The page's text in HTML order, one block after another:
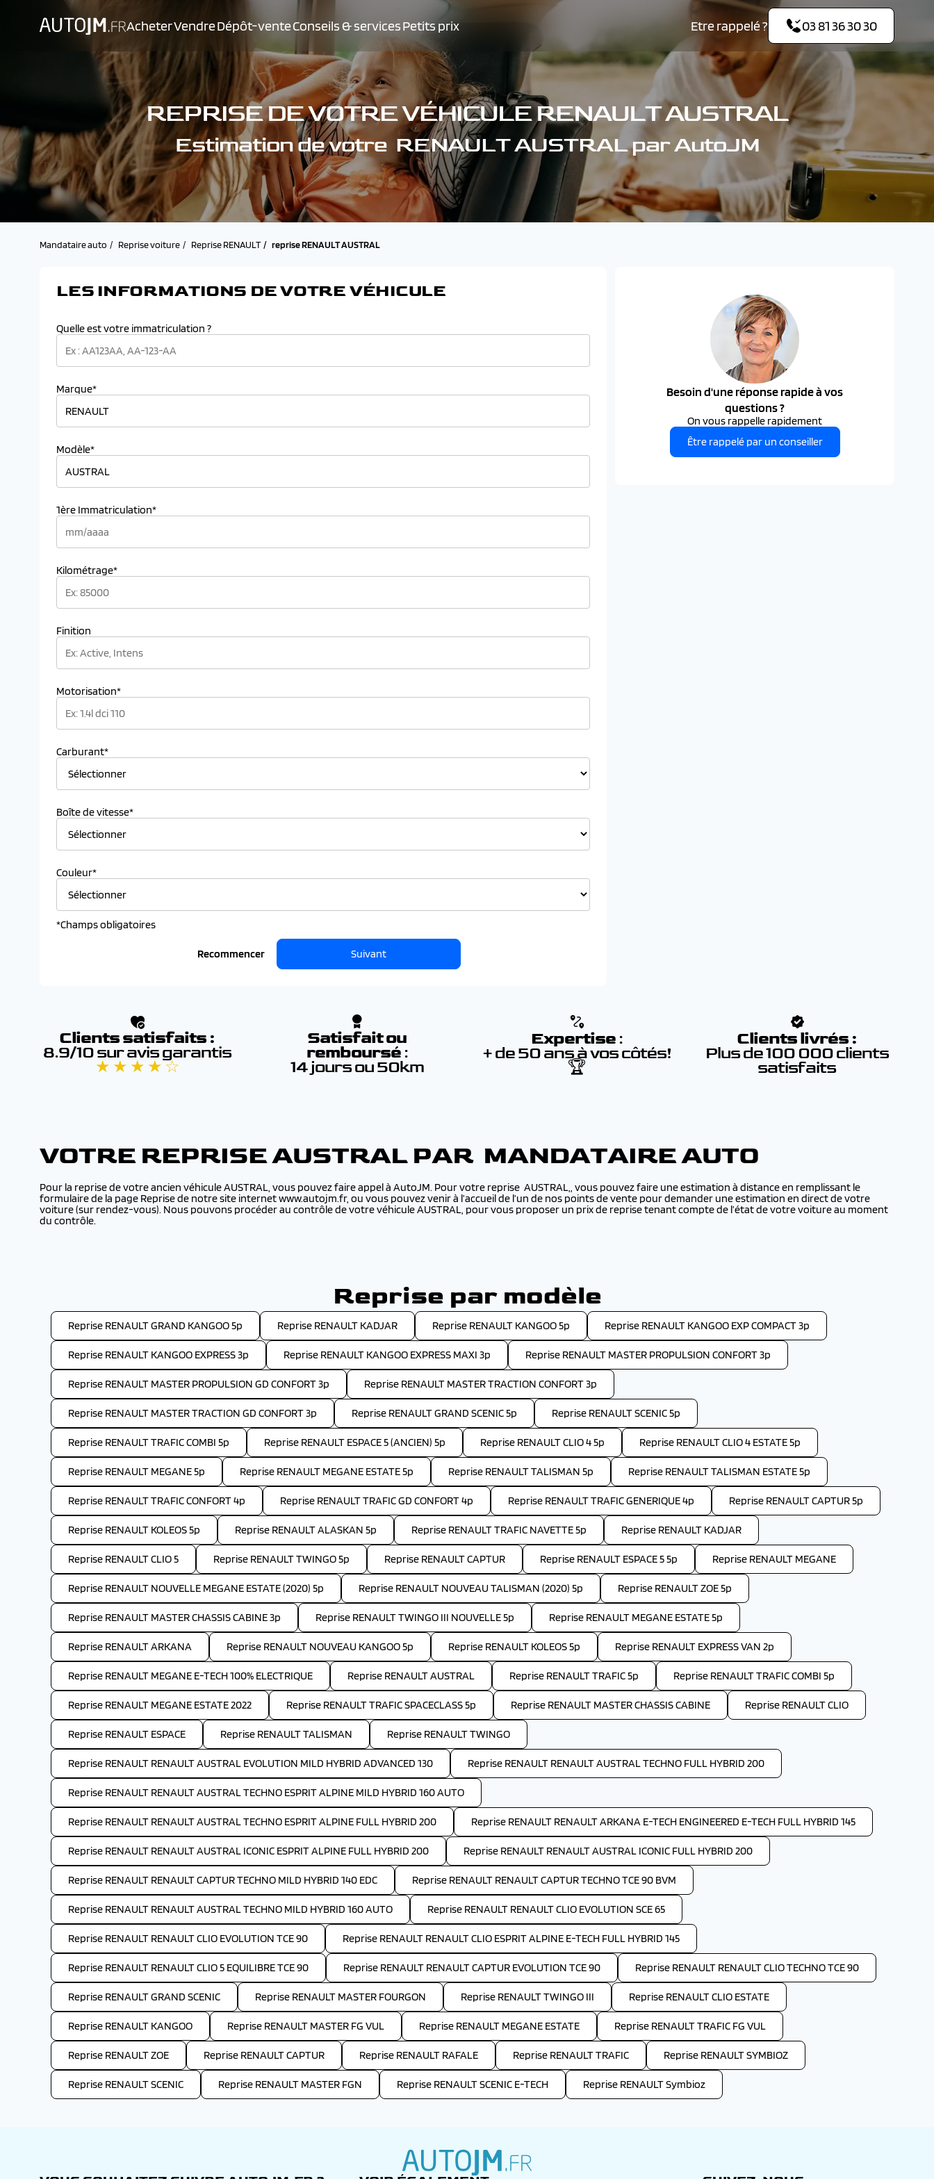
AcheterVendreDépôt-venteConseils & servicesPetits prix Etre rappelé ? 03 81 36 30 30
REPRISE DE VOTRE VÉHICULE RENAULT AUSTRAL
Estimation de votre RENAULT AUSTRAL par AutoJM
Mandataire auto Reprise voiture Reprise RENAULT reprise RENAULT AUSTRAL
LES INFORMATIONS DE VOTRE VÉHICULE
Quelle est votre immatriculation ?
Marque*
Modèle*
1ère Immatriculation*
Kilométrage*
Finition
Motorisation*
Carburant*
Boîte de vitesse*
Couleur*
*Champs obligatoires
Recommencer Suivant
Besoin d'une réponse rapide à vos
questions ?
On vous rappelle rapidement
Être rappelé par un conseiller
Clients satisfaits :
8.9/10 sur avis garantis
★ ★ ★ ★ ☆
Satisfait ou
remboursé :
14 jours ou 50km
Expertise :
+ de 50 ans à vos côtés!
🏆
Clients livrés :
Plus de 100 000 clients
satisfaits
VOTRE REPRISE AUSTRAL PAR MANDATAIRE AUTO
Pour la reprise de votre ancien véhicule AUSTRAL, vous pouvez faire appel à AutoJM. Pour votre reprise AUSTRAL,, vous pouvez faire une estimation à distance en remplissant le
formulaire de la page Reprise de notre site internet www.autojm.fr, ou vous pouvez venir à l’accueil de l’un de nos points de vente pour demander une estimation en direct de votre
voiture (sur rendez-vous). Nous pouvons procéder au contrôle de votre véhicule AUSTRAL, pour vous proposer un prix de reprise tenant compte de l’état de votre voiture au moment
du contrôle.
Reprise par modèle
Reprise RENAULT GRAND KANGOO 5p Reprise RENAULT KADJAR Reprise RENAULT KANGOO 5p Reprise RENAULT KANGOO EXP COMPACT 3p
Reprise RENAULT KANGOO EXPRESS 3p Reprise RENAULT KANGOO EXPRESS MAXI 3p Reprise RENAULT MASTER PROPULSION CONFORT 3p
Reprise RENAULT MASTER PROPULSION GD CONFORT 3p Reprise RENAULT MASTER TRACTION CONFORT 3p
Reprise RENAULT MASTER TRACTION GD CONFORT 3p Reprise RENAULT GRAND SCENIC 5p Reprise RENAULT SCENIC 5p
Reprise RENAULT TRAFIC COMBI 5p Reprise RENAULT ESPACE 5 (ANCIEN) 5p Reprise RENAULT CLIO 4 5p Reprise RENAULT CLIO 4 ESTATE 5p
Reprise RENAULT MEGANE 5p Reprise RENAULT MEGANE ESTATE 5p Reprise RENAULT TALISMAN 5p Reprise RENAULT TALISMAN ESTATE 5p
Reprise RENAULT TRAFIC CONFORT 4p Reprise RENAULT TRAFIC GD CONFORT 4p Reprise RENAULT TRAFIC GENERIQUE 4p Reprise RENAULT CAPTUR 5p
Reprise RENAULT KOLEOS 5p Reprise RENAULT ALASKAN 5p Reprise RENAULT TRAFIC NAVETTE 5p Reprise RENAULT KADJAR
Reprise RENAULT CLIO 5 Reprise RENAULT TWINGO 5p Reprise RENAULT CAPTUR Reprise RENAULT ESPACE 5 5p Reprise RENAULT MEGANE
Reprise RENAULT NOUVELLE MEGANE ESTATE (2020) 5p Reprise RENAULT NOUVEAU TALISMAN (2020) 5p Reprise RENAULT ZOE 5p
Reprise RENAULT MASTER CHASSIS CABINE 3p Reprise RENAULT TWINGO III NOUVELLE 5p Reprise RENAULT MEGANE ESTATE 5p
Reprise RENAULT ARKANA Reprise RENAULT NOUVEAU KANGOO 5p Reprise RENAULT KOLEOS 5p Reprise RENAULT EXPRESS VAN 2p
Reprise RENAULT MEGANE E-TECH 100% ELECTRIQUE Reprise RENAULT AUSTRAL Reprise RENAULT TRAFIC 5p Reprise RENAULT TRAFIC COMBI 5p
Reprise RENAULT MEGANE ESTATE 2022 Reprise RENAULT TRAFIC SPACECLASS 5p Reprise RENAULT MASTER CHASSIS CABINE Reprise RENAULT CLIO
Reprise RENAULT ESPACE Reprise RENAULT TALISMAN Reprise RENAULT TWINGO
Reprise RENAULT RENAULT AUSTRAL EVOLUTION MILD HYBRID ADVANCED 130 Reprise RENAULT RENAULT AUSTRAL TECHNO FULL HYBRID 200
Reprise RENAULT RENAULT AUSTRAL TECHNO ESPRIT ALPINE MILD HYBRID 160 AUTO
Reprise RENAULT RENAULT AUSTRAL TECHNO ESPRIT ALPINE FULL HYBRID 200 Reprise RENAULT RENAULT ARKANA E-TECH ENGINEERED E-TECH FULL HYBRID 145
Reprise RENAULT RENAULT AUSTRAL ICONIC ESPRIT ALPINE FULL HYBRID 200 Reprise RENAULT RENAULT AUSTRAL ICONIC FULL HYBRID 200
Reprise RENAULT RENAULT CAPTUR TECHNO MILD HYBRID 140 EDC Reprise RENAULT RENAULT CAPTUR TECHNO TCE 90 BVM
Reprise RENAULT RENAULT AUSTRAL TECHNO MILD HYBRID 160 AUTO Reprise RENAULT RENAULT CLIO EVOLUTION SCE 65
Reprise RENAULT RENAULT CLIO EVOLUTION TCE 90 Reprise RENAULT RENAULT CLIO ESPRIT ALPINE E-TECH FULL HYBRID 145
Reprise RENAULT RENAULT CLIO 5 EQUILIBRE TCE 90 Reprise RENAULT RENAULT CAPTUR EVOLUTION TCE 90 Reprise RENAULT RENAULT CLIO TECHNO TCE 90
Reprise RENAULT GRAND SCENIC Reprise RENAULT MASTER FOURGON Reprise RENAULT TWINGO III Reprise RENAULT CLIO ESTATE
Reprise RENAULT KANGOO Reprise RENAULT MASTER FG VUL Reprise RENAULT MEGANE ESTATE Reprise RENAULT TRAFIC FG VUL
Reprise RENAULT ZOE Reprise RENAULT CAPTUR Reprise RENAULT RAFALE Reprise RENAULT TRAFIC Reprise RENAULT SYMBIOZ
Reprise RENAULT SCENIC Reprise RENAULT MASTER FGN Reprise RENAULT SCENIC E-TECH Reprise RENAULT Symbioz